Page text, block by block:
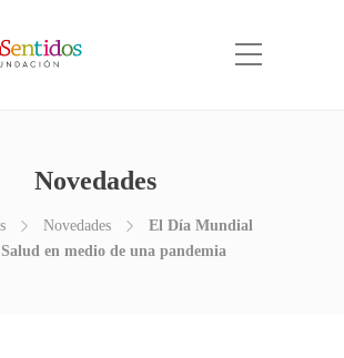
Novedades
Novedades
El Día Mundial
en medio de una pandemia